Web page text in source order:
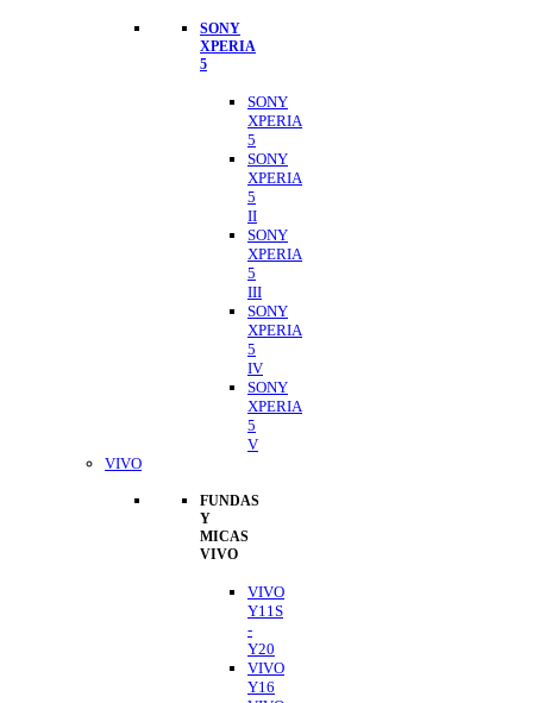
SONY
XPERIA
5
SONY
XPERIA
5
SONY
XPERIA
5
II
SONY
XPERIA
5
III
SONY
XPERIA
5
IV
SONY
XPERIA
5
V
VIVO
FUNDAS
Y
MICAS
VIVO
VIVO
Y11S
-
Y20
VIVO
Y16